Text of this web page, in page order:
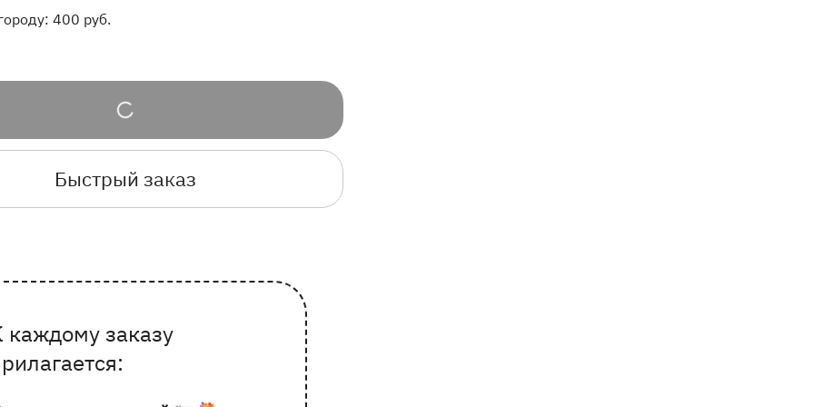
400 руб.
Быстрый заказ
выбирают Флорео
каждому заказу